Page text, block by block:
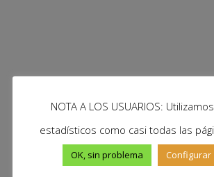
NOTA A LOS USUARIOS:
estadísticos como casi todas las
OK, sin problema Configurar